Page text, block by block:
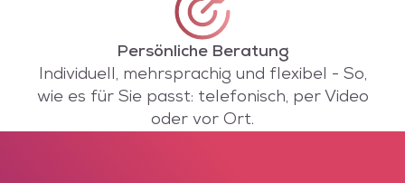
Persönliche Beratung
Individuell, mehrsprachig und flexibel - So,
wie es für Sie passt: telefonisch, per Video
oder vor Ort.